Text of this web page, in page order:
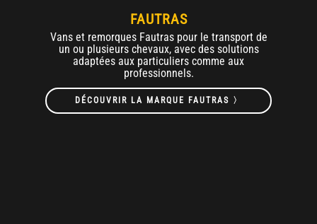
FAUTRAS
Vans et remorques Fautras pour le transport de
un ou plusieurs chevaux, avec des solutions
adaptées aux particuliers comme aux
professionnels.
DÉCOUVRIR LA MARQUE FAUTRAS 〉